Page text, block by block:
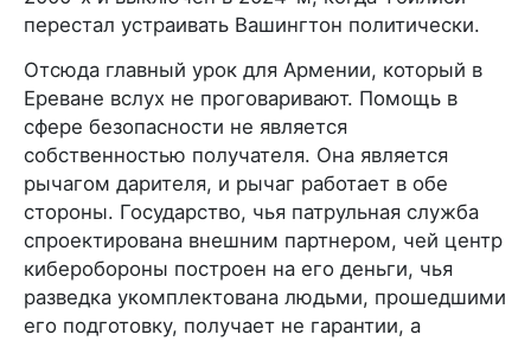
перестал устраивать Вашингтон политически.
Отсюда главный урок для Армении, который в
Ереване вслух не проговаривают. Помощь в
сфере безопасности не является
собственностью получателя. Она является
рычагом дарителя, и рычаг работает в обе
стороны. Государство, чья патрульная служба
спроектирована внешним партнером, чей центр
киберобороны построен на его деньги, чья
разведка укомплектована людьми, прошедшими
его подготовку, получает не гарантии, а